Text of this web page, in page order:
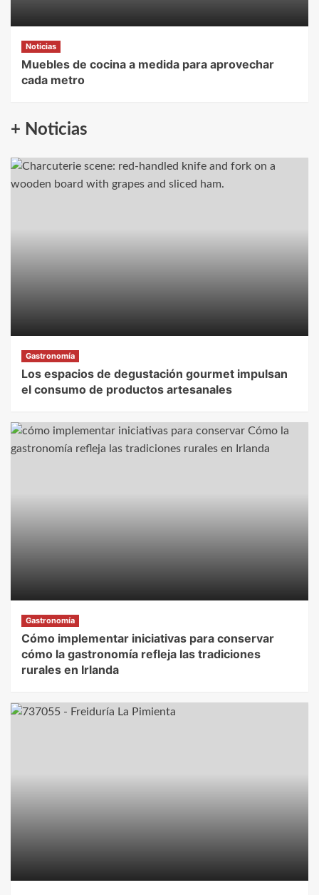
Noticias
Muebles de cocina a medida para aprovechar
cada metro
+ Noticias
Gastronomía
Los espacios de degustación gourmet impulsan
el consumo de productos artesanales
Gastronomía
Cómo implementar iniciativas para conservar
cómo la gastronomía refleja las tradiciones
rurales en Irlanda